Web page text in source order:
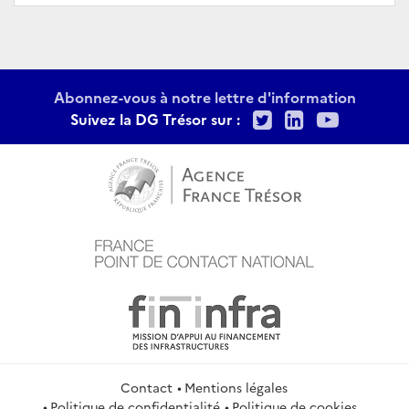
Abonnez-vous à notre lettre d'information
Suivez la DG Trésor sur :
TwitterLinkedIn
Contact
Mentions légales